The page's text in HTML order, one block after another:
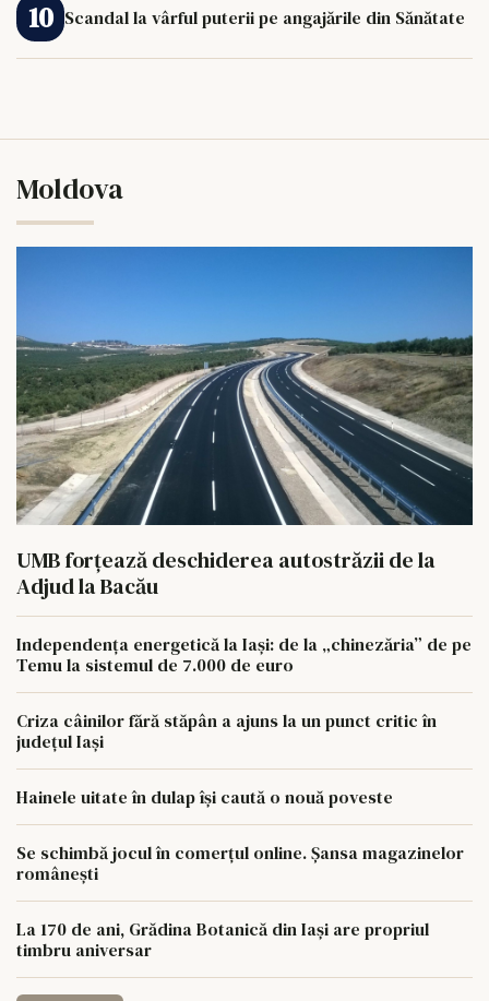
Scandal la vârful puterii pe angajările din Sănătate
Moldova
UMB forțează deschiderea autostrăzii de la
Adjud la Bacău
Independența energetică la Iași: de la „chinezăria” de pe
Temu la sistemul de 7.000 de euro
Criza câinilor fără stăpân a ajuns la un punct critic în
județul Iași
Hainele uitate în dulap îşi caută o nouă poveste
Se schimbă jocul în comerțul online. Șansa magazinelor
românești
La 170 de ani, Grădina Botanică din Iași are propriul
timbru aniversar